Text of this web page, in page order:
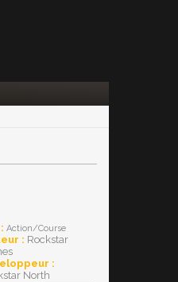
Action/Course
: Rockstar
:
North